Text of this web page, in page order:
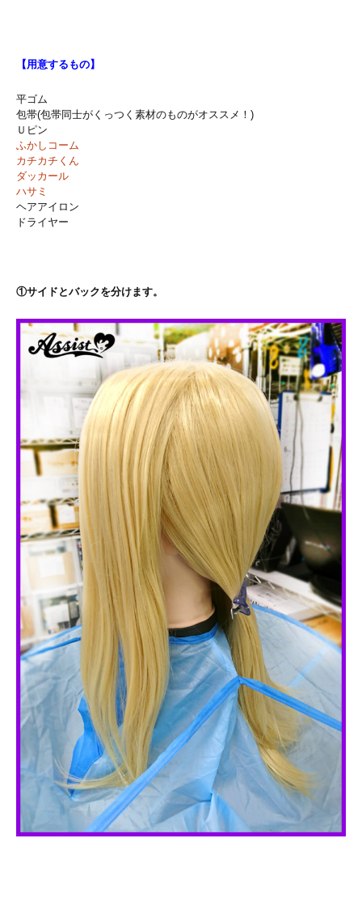
【用意するもの】
平ゴム
包帯(包帯同士がくっつく素材のものがオススメ！)
Ｕピン
ふかしコーム
カチカチくん
ダッカール
ハサミ
ヘアアイロン
ドライヤー
①サイドとバックを分けます。